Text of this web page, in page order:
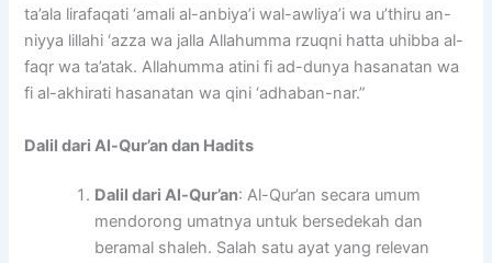
ta’ala lirafaqati ‘amali al-anbiya’i wal-awliya’i wa u’thiru an-
niyya lillahi ‘azza wa jalla Allahumma rzuqni hatta uhibba al-
faqr wa ta’atak. Allahumma atini fi ad-dunya hasanatan wa
fi al-akhirati hasanatan wa qini ‘adhaban-nar.”
Dalil dari Al-Qur’an dan Hadits
Dalil dari Al-Qur’an: Al-Qur’an secara umum
mendorong umatnya untuk bersedekah dan
beramal shaleh. Salah satu ayat yang relevan